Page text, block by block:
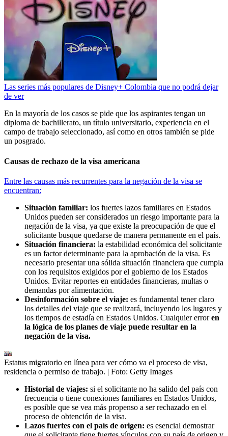
Las series más populares de Disney+ Colombia que no podrá dejar
de ver
En la mayoría de los casos se pide que los aspirantes tengan un
diploma de bachillerato, un título universitario, experiencia en el
campo de trabajo seleccionado, así como en otros también se pide
un posgrado.
Causas de rechazo de la visa americana
Entre las causas más recurrentes para la negación de la visa se
encuentran:
Situación familiar: los fuertes lazos familiares en Estados
Unidos pueden ser considerados un riesgo importante para la
negación de la visa, ya que existe la preocupación de que el
solicitante busque quedarse de manera permanente en el país.
Situación financiera: la estabilidad económica del solicitante
es un factor determinante para la aprobación de la visa. Es
necesario presentar una sólida situación financiera que cumpla
con los requisitos exigidos por el gobierno de los Estados
Unidos. Evitar reportes en entidades financieras, multas o
demandas por alimentación.
Desinformación sobre el viaje: es fundamental tener claro
los detalles del viaje que se realizará, incluyendo los lugares y
los tiempos de estadía en Estados Unidos. Cualquier erroren
la lógica de los planes de viaje puede resultar en la
negación de la visa.
Estatus migratorio en línea para ver cómo va el proceso de visa,
residencia o permiso de trabajo. | Foto: Getty Images
Historial de viajes: si el solicitante no ha salido del país con
frecuencia o tiene conexiones familiares en Estados Unidos,
es posible que se vea más propenso a ser rechazado en el
proceso de obtención de la visa.
Lazos fuertes con el país de origen: es esencial demostrar